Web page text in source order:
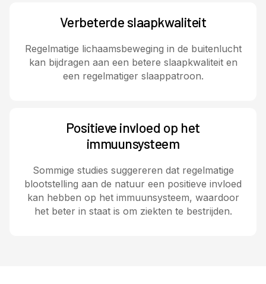
Verbeterde slaapkwaliteit
Regelmatige lichaamsbeweging in de buitenlucht
kan bijdragen aan een betere slaapkwaliteit en
een regelmatiger slaappatroon.
Positieve invloed op het
immuunsysteem
Sommige studies suggereren dat regelmatige
blootstelling aan de natuur een positieve invloed
kan hebben op het immuunsysteem, waardoor
het beter in staat is om ziekten te bestrijden.